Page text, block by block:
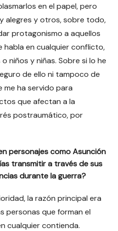
en el papel, pero
alegres y otros, sobre todo,
protagonismo a aquellos
habla en cualquier conflicto,
niños y niñas. Sobre si lo he
de ello ni tampoco de
me ha servido para
que afectan a la
postraumático, por
personajes como Asunción
transmitir a través de sus
durante la guerra?
la razón principal era
personas que forman el
cualquier contienda.